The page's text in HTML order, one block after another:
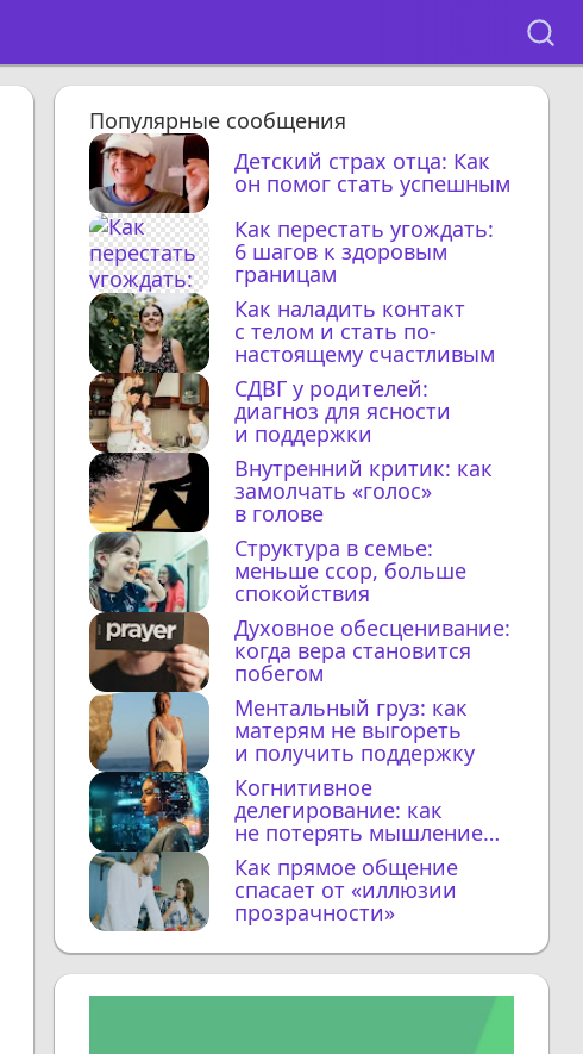
Популярные сообщения
Детский страх отца: Как
он помог стать успешным
Как перестать угождать:
6 шагов к здоровым
границам
Как наладить контакт
с телом и стать по-
настоящему счастливым
СДВГ у родителей:
диагноз для ясности
и поддержки
Внутренний критик: как
замолчать «голос»
в голове
Структура в семье:
меньше ссор, больше
спокойствия
Духовное обесценивание:
когда вера становится
побегом
Ментальный груз: как
матерям не выгореть
и получить поддержку
Когнитивное
делегирование: как
не потерять мышление
с ИИ
Как прямое общение
спасает от «иллюзии
прозрачности»